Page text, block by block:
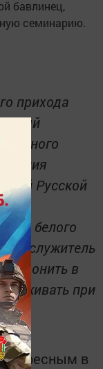
бавлинец,
семинарию.
прихода
Русской
белого
- служитель
звонить в
при
в